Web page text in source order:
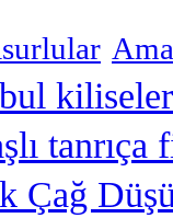
tanrıça
Çağ